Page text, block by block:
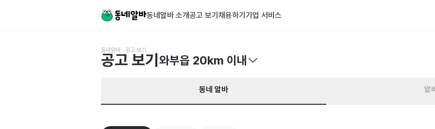
동네알바 소개공고 보기 채용하기 기업 서비스
동네알바 공고 보기
공고 보기 와부읍 20km 이내
동네 알바 알